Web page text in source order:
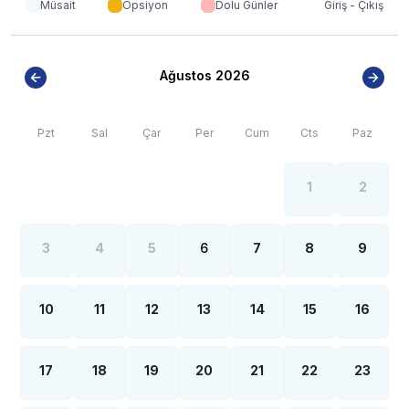
kelebek, böcek, sinek vb. bulunma ihtimali
Müsait Opsiyon Dolu Günler Giriş - Çıkış
Ağustos 2026
Pzt Sal Çar Per Cum Cts Paz
1 2
3 4 5 6 7 8 9
10 11 12 13 14 15 16
17 18 19 20 21 22 23